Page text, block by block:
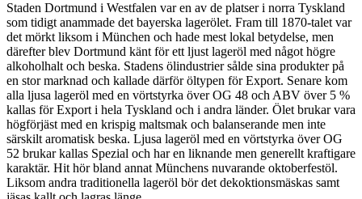
Staden Dortmund i Westfalen var en av de platser i norra Tyskland
som tidigt anammade det bayerska lagerölet. Fram till 1870-talet var
det mörkt liksom i München och hade mest lokal betydelse, men
därefter blev Dortmund känt för ett ljust lageröl med något högre
alkoholhalt och beska. Stadens ölindustrier sålde sina produkter på
en stor marknad och kallade därför öltypen för Export. Senare kom
alla ljusa lageröl med en vörtstyrka över OG 48 och ABV över 5 %
kallas för Export i hela Tyskland och i andra länder. Ölet brukar vara
högförjäst med en krispig maltsmak och balanserande men inte
särskilt aromatisk beska. Ljusa lageröl med en vörtstyrka över OG
52 brukar kallas Spezial och har en liknande men generellt kraftigare
karaktär. Hit hör bland annat Münchens nuvarande oktoberfestöl.
Liksom andra traditionella lageröl bör det dekoktionsmäskas samt